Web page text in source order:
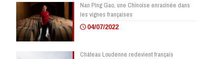
Nan Ping Gao, une Chinoise enracinée dans
les vignes françaises
04/07/2022
Château Loudenne redevient français